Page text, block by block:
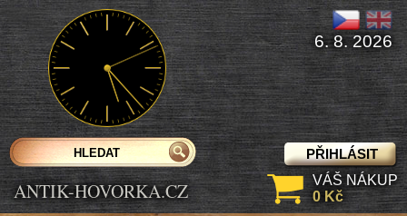
ANTIK-HOVORKA.CZ
PŘIHLÁSIT
6. 8. 2026
VÁŠ NÁKUP
0 Kč